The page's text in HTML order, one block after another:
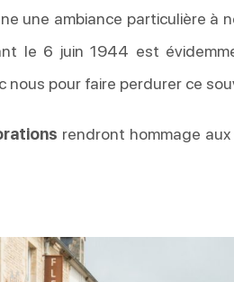
une ambiance particulière à
le 6 juin 1944 est
nous pour faire perdurer ce
rendront hommage